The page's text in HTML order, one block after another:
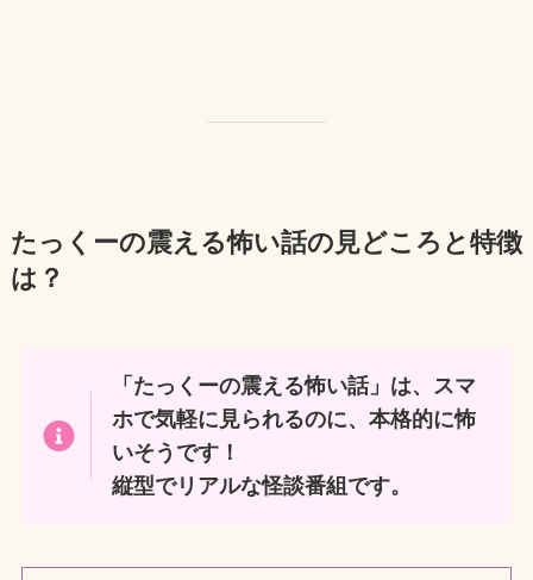
たっくーの震える怖い話の見どころと特徴
は？
「たっくーの震える怖い話」は、スマ
ホで気軽に見られるのに、本格的に怖
いそうです！
縦型でリアルな怪談番組です。